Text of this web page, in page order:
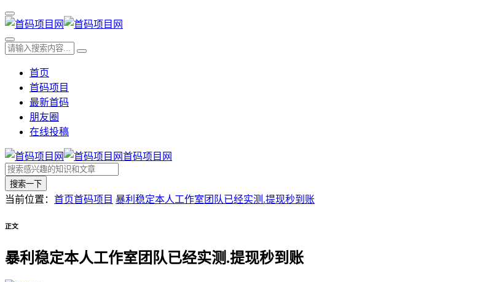
首页
首码项目
最新首码
朋友圈
在线投稿
首码项目网
搜索一下
当前位置： 首页首码项目 暴利稳定本人工作室团队已经实测.提现秒到账
正文
暴利稳定本人工作室团队已经实测.提现秒到账